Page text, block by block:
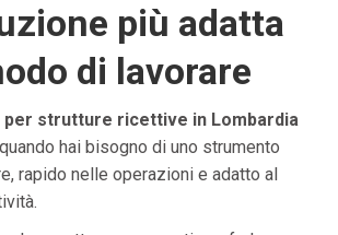
più adatta
di lavorare
per strutture ricettive in Lombardia
hai bisogno di uno strumento
rapido nelle operazioni e adatto al